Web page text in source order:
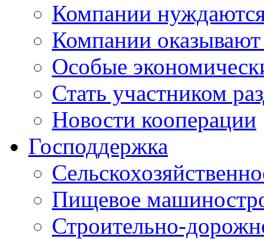
Компании
Компании оказывают
Особые
Стать участником
Новости кооперации
Господдержка
Пищевое
Строительно-